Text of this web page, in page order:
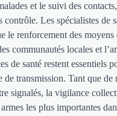
et le suivi des
contrôle. Les spécialistes de
le renforcement des moyens
communautés locales et
de santé restent essentiels
de transmission. Tant que de
signalés, la vigilance
les plus importantes